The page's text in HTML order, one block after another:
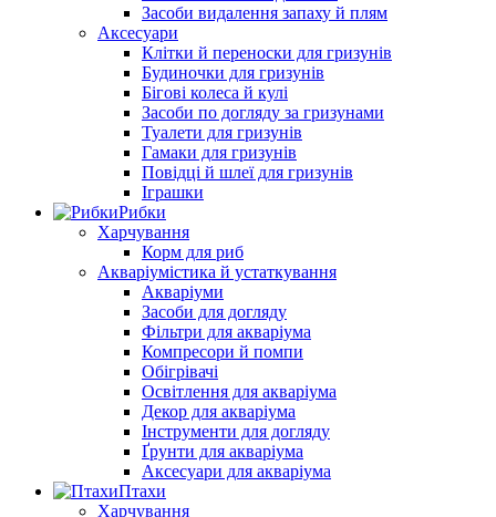
Засоби видалення запаху й плям
Аксесуари
Клітки й переноски для гризунів
Будиночки для гризунів
Бігові колеса й кулі
Засоби по догляду за гризунами
Туалети для гризунів
Гамаки для гризунів
Повідці й шлеї для гризунів
Іграшки
Рибки
Харчування
Корм для риб
Акваріумістика й устаткування
Акваріуми
Засоби для догляду
Фільтри для акваріума
Компресори й помпи
Обігрівачі
Освітлення для акваріума
Декор для акваріума
Інструменти для догляду
Ґрунти для акваріума
Аксесуари для акваріума
Птахи
Харчування